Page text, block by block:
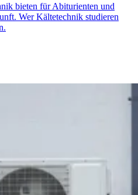
bieten für Abiturienten und
Wer Kältetechnik studieren